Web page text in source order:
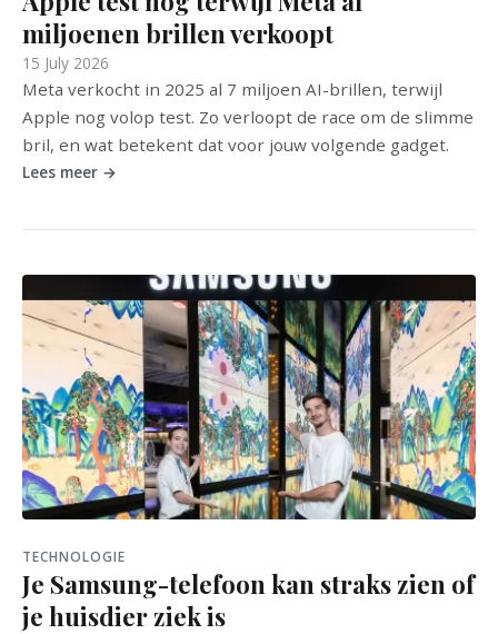
miljoenen brillen verkoopt
15 July 2026
Meta verkocht in 2025 al 7 miljoen AI-brillen, terwijl
Apple nog volop test. Zo verloopt de race om de slimme
bril, en wat betekent dat voor jouw volgende gadget.
Lees meer →
TECHNOLOGIE
Je Samsung-telefoon kan straks zien of
je huisdier ziek is